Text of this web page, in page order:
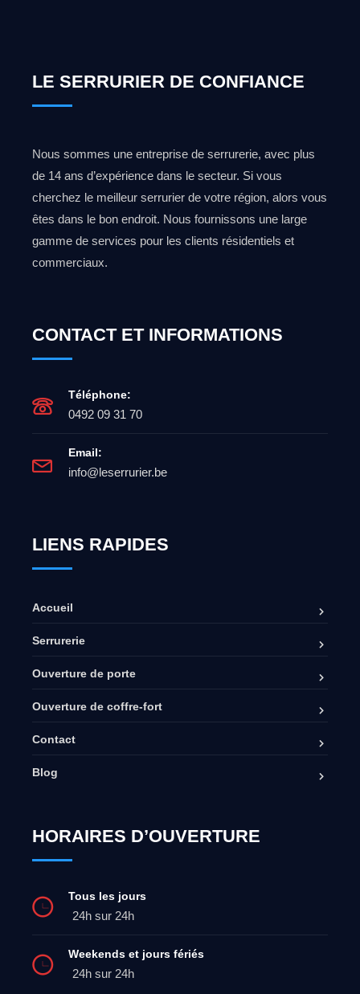
LE SERRURIER DE CONFIANCE
Nous sommes une entreprise de serrurerie, avec plus
de 14 ans d’expérience dans le secteur. Si vous
cherchez le meilleur serrurier de votre région, alors vous
êtes dans le bon endroit. Nous fournissons une large
gamme de services pour les clients résidentiels et
commerciaux.
CONTACT ET INFORMATIONS
Téléphone:
0492 09 31 70
Email:
info@leserrurier.be
LIENS RAPIDES
Accueil
Serrurerie
Ouverture de porte
Ouverture de coffre-fort
Contact
Blog
HORAIRES D’OUVERTURE
Tous les jours
24h sur 24h
Weekends et jours fériés
24h sur 24h